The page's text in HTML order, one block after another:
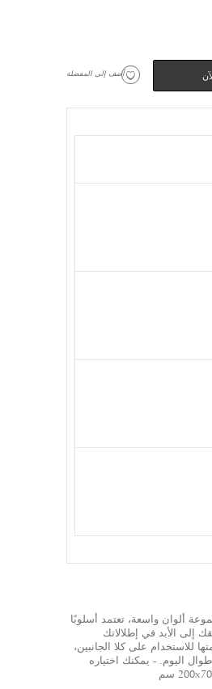
أضف إلى المفضلة
ألوان واسعة، تعتمد أسلوبًا
إلى الأبد في إطلالاتك
للاستخدام على كلا الجانبين،
اليوم. - يمكنك اختياره